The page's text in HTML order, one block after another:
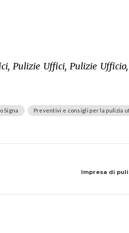
Pulizie Uffici, Pulizie
Signa Preventivi e consigli per la pulizia
Impresa di